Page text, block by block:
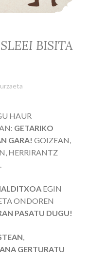
BISITA
HAUR
GETARIKO
GARA! GOIZEAN,
HERRIRANTZ
EGIN
ONDOREN
PASATU DUGU!
GERTURATU